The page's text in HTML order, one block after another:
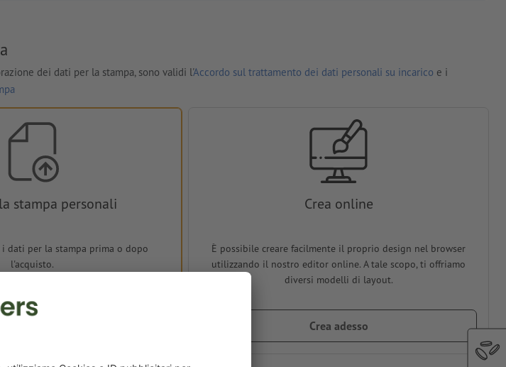
dei dati per la stampa, sono validi l'Accordo sul trattamento dei dati personali su incarico e i
stampa personali
i dati per la stampa prima o dopo
l'acquisto.
Crea online
È possibile creare facilmente il proprio design nel browser
utilizzando il nostro editor online. A tale scopo, ti offriamo
diversi modelli di layout.
Crea adesso